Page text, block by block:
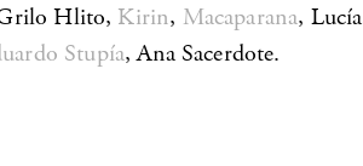
Hlito, Kirin, Macaparana, Lucía
Stupía, Ana Sacerdote.